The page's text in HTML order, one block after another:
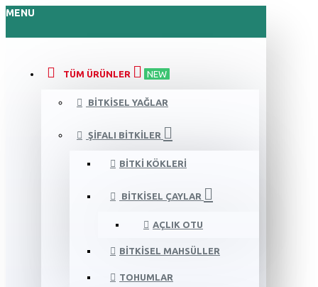
MENU
TÜM ÜRÜNLER NEW
BITKISEL YAĞLAR
ŞIFALI BITKILER
BITKI KÖKLERI
BITKISEL ÇAYLAR
AÇLIK OTU
BITKISEL MAHSÜLLER
TOHUMLAR